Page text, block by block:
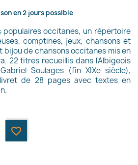
en 2 jours possible
populaires occitanes, un répertoire
comptines, jeux, chansons et
bijou de chansons occitanes mis en
22 titres recueillis dans l'Albigeois
Soulages (fin XIXe siècle),
de 28 pages avec textes en
favorite_border